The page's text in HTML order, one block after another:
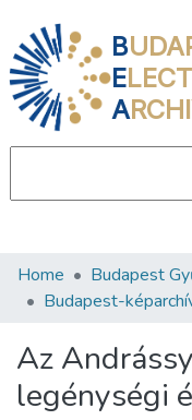
B
E
A
Communities &
Statistics
About us
Home Budapest
Budapest-
Az
legénységi